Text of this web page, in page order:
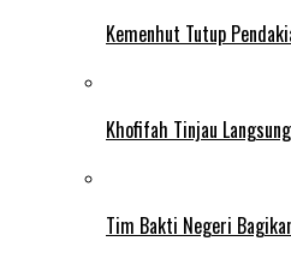
Kemenhut Tutup
Khofifah Tinjau
Tim Bakti Negeri